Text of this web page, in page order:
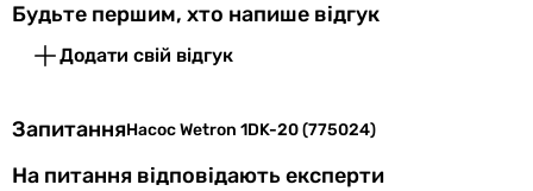
(775024) носять ознайомлювальний характер і можуть
Будьте першим, хто напише відгук
Додати свій відгук
ЗапитанняНасос Wetron 1DK-20 (775024)
На питання відповідають експерти